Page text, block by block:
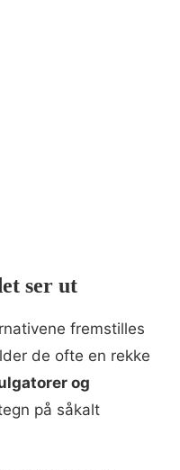
ser ut
fremstilles
de ofte en rekke
og
på såkalt